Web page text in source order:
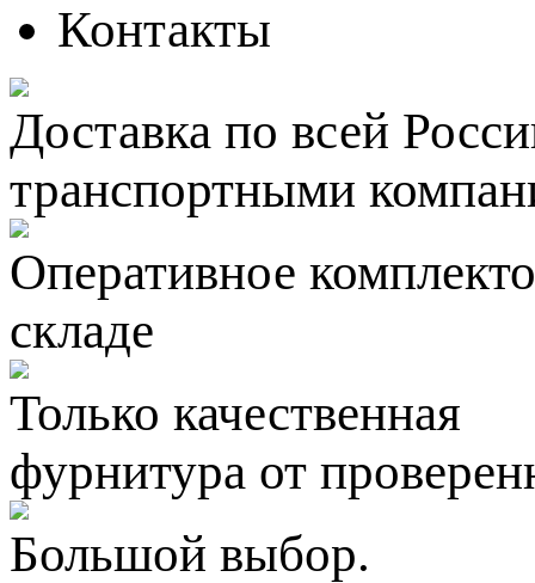
Контакты
Доставка по всей
транспортными
Оперативное
складе
Только качественная
фурнитура от
Большой выбор.